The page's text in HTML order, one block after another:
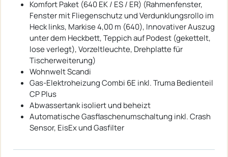
Komfort Paket (640 EK / ES / ER) (Rahmenfenster,
Fenster mit Fliegenschutz und Verdunklungsrollo im
Heck links, Markise 4,00 m (640), Innovativer Auszug
unter dem Heckbett, Teppich auf Podest (gekettelt,
lose verlegt), Vorzeltleuchte, Drehplatte für
Tischerweiterung)
Wohnwelt Scandi
Gas-Elektroheizung Combi 6E inkl. Truma Bedienteil
CP Plus
Abwassertank isoliert und beheizt
Automatische Gasflaschenumschaltung inkl. Crash
Sensor, EisEx und Gasfilter